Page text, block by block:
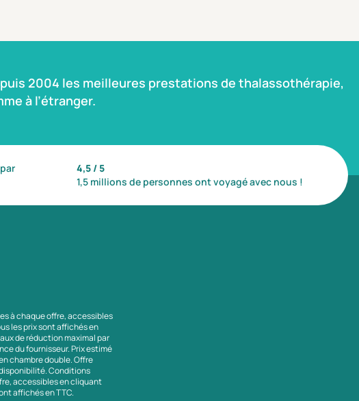
2004 les meilleures prestations de thalassothérapie,
à l’étranger.
4,5 / 5
1,5 millions de personnes ont voyagé avec nous !
à chaque offre, accessibles
les prix sont affichés en
de réduction maximal par
du fournisseur. Prix estimé
chambre double. Offre
Conditions
accessibles en cliquant
affichés en TTC.